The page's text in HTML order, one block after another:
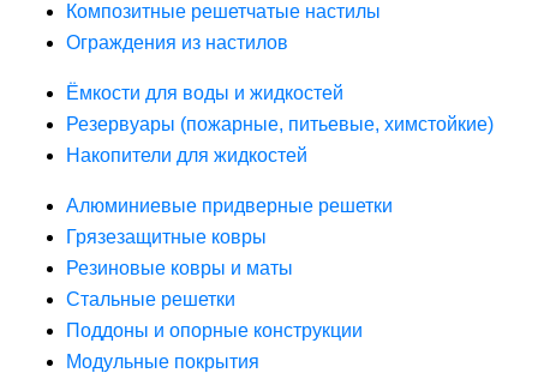
Композитные решетчатые настилы
Ограждения из настилов
Ёмкости для воды и жидкостей
Резервуары (пожарные, питьевые, химстойкие)
Накопители для жидкостей
Алюминиевые придверные решетки
Грязезащитные ковры
Резиновые ковры и маты
Стальные решетки
Поддоны и опорные конструкции
Модульные покрытия